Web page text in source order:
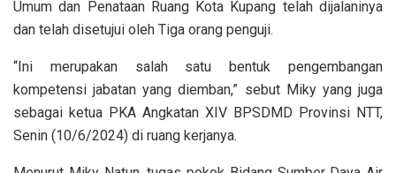
Umum dan Penataan Ruang Kota Kupang telah dijalaninya
dan telah disetujui oleh Tiga orang penguji.
“Ini merupakan salah satu bentuk pengembangan
kompetensi jabatan yang diemban,” sebut Miky yang juga
sebagai ketua PKA Angkatan XIV BPSDMD Provinsi NTT,
Senin (10/6/2024) di ruang kerjanya.